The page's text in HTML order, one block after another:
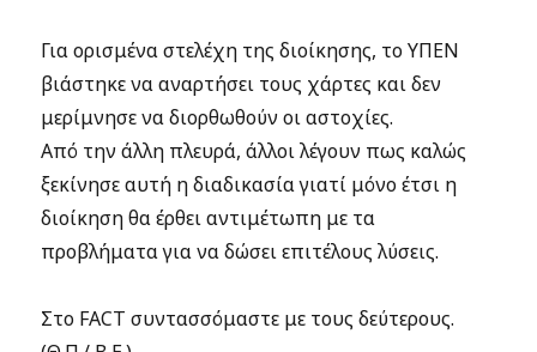
Για ορισμένα στελέχη της διοίκησης, το ΥΠΕΝ
βιάστηκε να αναρτήσει τους χάρτες και δεν
μερίμνησε να διορθωθούν οι αστοχίες.
Από την άλλη πλευρά, άλλοι λέγουν πως καλώς
ξεκίνησε αυτή η διαδικασία γιατί μόνο έτσι η
διοίκηση θα έρθει αντιμέτωπη με τα
προβλήματα για να δώσει επιτέλους λύσεις.
Στο FACT συντασσόμαστε με τους δεύτερους.